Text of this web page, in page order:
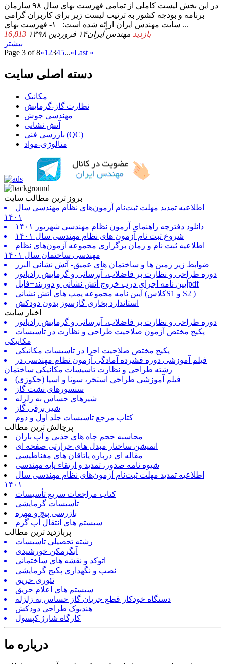
در این بخش لیست کاملی از تمامی فهرست بهای سال ۹۸ سازمان
برنامه و بودجه کشور به ترتیب لیست زیر برای کاربران گرامی
سایت مهندس ایران اراٍئه شده است: ۱- ﻓﻬﺮﺳﺖ ﺑﻬﺎی ...
16,813 بازدید مهندس ایران۱۴ فروردین ۱۳۹۸
بیشتر
Page 3 of 8«1 2345...»Last »
دسته اصلی سایت
مکانیک
نظارت گاز-گرمایش
مهندسی جوش
آتش نشانی
بازرسی فنی (QC)
متالوژی-مواد
بروز ترین مطالب سایت
اطلاعیه تمدید مهلت ثبت‌نام آزمون‌های نظام مهندسی سال
۱۴۰۱
دانلود دفترچه راهنمای آزمون نظام مهندسی شهریور ۱۴۰۱
شروع ثبت نام آزمون های نظام مهندسی سال ۱۴۰۱
اطلاعیه ثبت نام و زمان برگزاری مجموعه آزمون‌های نظام
مهندسی ساختمان سال ۱۴۰۱
ضوابط زیر زمین ها و ساختمان های عمیق- آتش نشانی البرز
دوره طراحی و نظارت بر فاضلاب، آبرسانی و گرمایش رادیاتور
آیین نامه اجرای درب خروج آتش نشانی و دوربند+فایلpdf
آیین نامه مجموعه پمپ های آتش نشانی (کلاسS1 و S2 )
استاندارد بخاری گازسوز بدون دودکش
اخبار سایت
دوره طراحی و نظارت بر فاضلاب، آبرسانی و گرمایش رادیاتور
پکیج مختص آزمون صلاحیت طراحی و نظارت در تاسیسات
مکانیکی
پکیج مختص صلاحیت اجرا در تاسیسات مکانیکی
فیلم آموزشی دوره فشرده آمادگی آزمون نظام مهندسی در
رشته طراحی و نظارت تاسیسات مکانیکی ساختمان
فیلم آموزشی طراحی استخر، سونا و اسپا (جکوزی)
سنسورهای نشت گاز
شیرهای حساس به زلزله
شیر برقی گاز
کتاب مرجع تاسیسات جلد اول و دوم
پرچالش ترین مطالب
محاسبه حجم چاه های جذبی و آب باران
انمیشن ساختار مبدل های حرارتی صفحه ای
مقاله ای درباره یاتاقان های مغناطیسی
شیوه نامه صدور، تمدید و ارتقاء پایه مهندسی
اطلاعیه تمدید مهلت ثبت‌نام آزمون‌های نظام مهندسی سال
۱۴۰۱
کتاب مراجعات سریع تأسیسات
تأسیسات گرمایشی
بازرسی پیچ و مهره
سیستم های انتقال آب گرم
پربازدید ترین مطالب
رشته تحصیلی تاسیسات
آبگرمکن خورشیدی
اتوکد و نقشه های ساختمانی
نصب و نگهداری پکیج گرمایشی
تئوری حریق
سیستم های اعلام حریق
دستگاه خودکار قطع جریان گاز حساس به زلزله
هندبوک طراحی دودکش
کارگاه شارژ کپسول
درباره ما